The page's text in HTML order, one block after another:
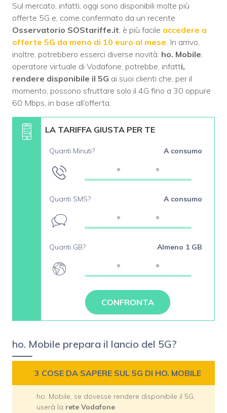
Sul mercato, infatti, oggi sono disponibili molte più
offerte 5G e, come confermato da un recente
Osservatorio SOStariffe.it, è più facile accedere a
offerte 5G da meno di 10 euro al mese. In arrivo,
inoltre, potrebbero esserci diverse novità: ho. Mobile,
operatore virtuale di Vodafone, potrebbe, infatti,
rendere disponibile il 5G ai suoi clienti che, per il
momento, possono sfruttare solo il 4G fino a 30 oppure
60 Mbps, in base all’offerta.
LA TARIFFA GIUSTA PER TE
Quanti Minuti? A consumo
Quanti SMS? A consumo
Quanti GB? Almeno 1 GB
CONFRONTA
ho. Mobile prepara il lancio del 5G?
3 COSE DA SAPERE SUL 5G DI HO. MOBILE
ho. Mobile, se dovesse rendere disponibile il 5G,
userà la rete Vodafone